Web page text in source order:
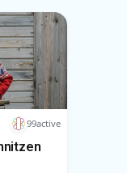
99active